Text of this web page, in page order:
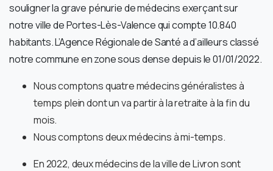
souligner la grave pénurie de médecins exerçant sur
notre ville de Portes-Lès-Valence qui compte 10.840
habitants. L’Agence Régionale de Santé a d’ailleurs classé
notre commune en zone sous dense depuis le 01/01/2022.
Nous comptons quatre médecins généralistes à
temps plein dont un va partir à la retraite à la fin du
mois.
Nous comptons deux médecins à mi-temps.
En 2022, deux médecins de la ville de Livron sont